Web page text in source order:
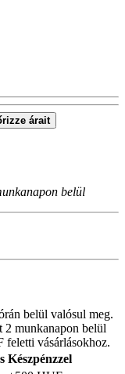
árait
belül
belül valósul meg.
2 munkanapon belül
feletti vásárlásokhoz.
Készpénzzel